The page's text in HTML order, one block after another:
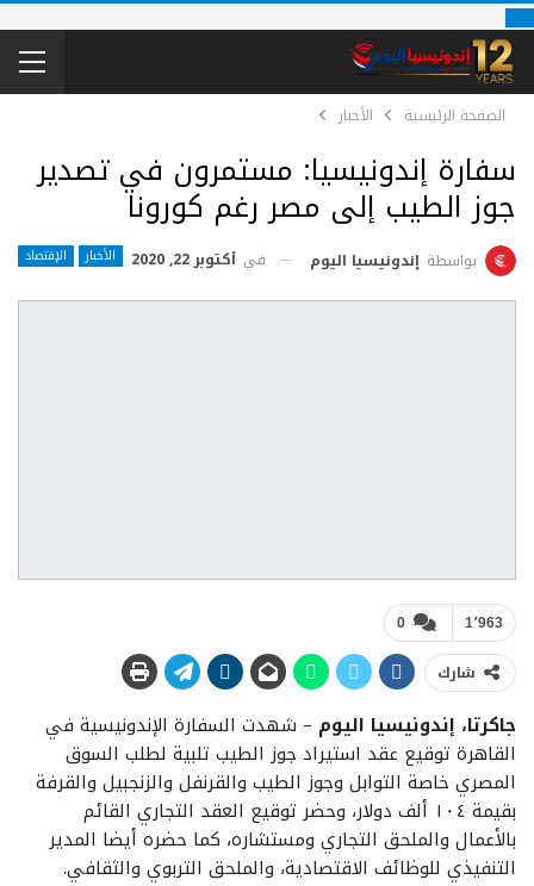
الصفحة الرئيسية الأخبار
سفارة إندونيسيا: مستمرون في تصدير
جوز الطيب إلى مصر رغم كورونا
الأخبار الإقتصاد بواسطة إندونيسيا اليوم في أكتوبر 22, 2020
0 1٬963
شارك
جاكرتا، إندونيسيا اليوم – شهدت السفارة الإندونيسية في
القاهرة توقيع عقد استيراد جوز الطيب تلبية لطلب السوق
المصري خاصة التوابل وجوز الطيب والقرنفل والزنجبيل والقرفة
بقيمة ١٠٤ ألف دولار، وحضر توقيع العقد التجاري القائم
بالأعمال والملحق التجاري ومستشاره، كما حضره أيضا المدير
التنفيذي للوظائف الاقتصادية، والملحق التربوي والثقافي.